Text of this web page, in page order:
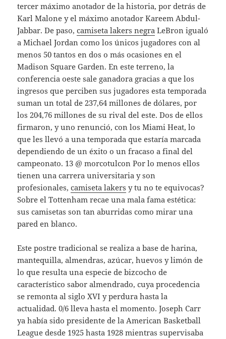
tercer máximo anotador de la historia, por detrás de
Karl Malone y el máximo anotador Kareem Abdul-
Jabbar. De paso,camiseta lakers negra LeBron igualó
a Michael Jordan como los únicos jugadores con al
menos 50 tantos en dos o más ocasiones en el
Madison Square Garden. En este terreno, la
conferencia oeste sale ganadora gracias a que los
ingresos que perciben sus jugadores esta temporada
suman un total de 237,64 millones de dólares, por
los 204,76 millones de su rival del este. Dos de ellos
firmaron, y uno renunció, con los Miami Heat, lo
que les llevó a una temporada que estaría marcada
dependiendo de un éxito o un fracaso a final del
campeonato. 13 @ morcotulcon Por lo menos ellos
tienen una carrera universitaria y son
profesionales,camiseta lakers y tu no te equivocas?
Sobre el Tottenham recae una mala fama estética:
sus camisetas son tan aburridas como mirar una
pared en blanco.
Este postre tradicional se realiza a base de harina,
mantequilla, almendras, azúcar, huevos y limón de
lo que resulta una especie de bizcocho de
característico sabor almendrado, cuya procedencia
se remonta al siglo XVI y perdura hasta la
actualidad. 0/6 lleva hasta el momento. Joseph Carr
ya había sido presidente de la American Basketball
League desde 1925 hasta 1928 mientras supervisaba